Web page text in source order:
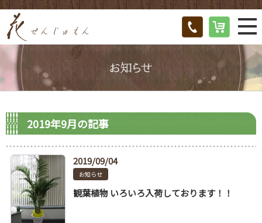
2019年9月の記事
2019/09/04
お知らせ
観葉植物 いろいろ入荷しております！！